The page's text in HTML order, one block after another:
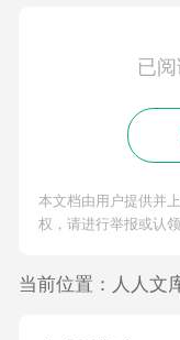
已
本文档由用户提供并
权，请进行举报或认领
当前位置： 人人文